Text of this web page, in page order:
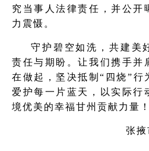
究当事人法律责任，并公开
力震慑。
守护碧空如洗，共建美
责任与期盼。让我们携手并
在做起，坚决抵制“四烧”行
爱护每一片蓝天，以实际行
境优美的幸福甘州贡献力量！
张掖